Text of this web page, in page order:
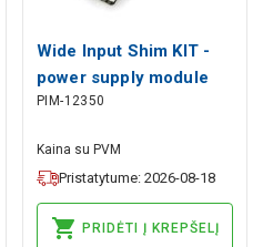
Wide Input Shim KIT -
power supply module
for Raspberry Pi 3-16V
PIM-12350
Kaina su PVM
Pristatytume: 2026-08-18
PRIDĖTI Į KREPŠELĮ